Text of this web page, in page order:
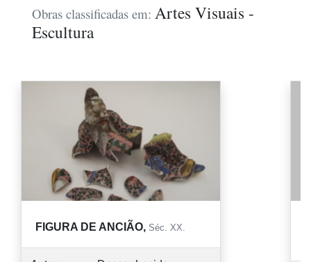
Obras classificadas em: Artes Visuais -
Escultura
FIGURA DE ANCIÃO, Séc. XX.